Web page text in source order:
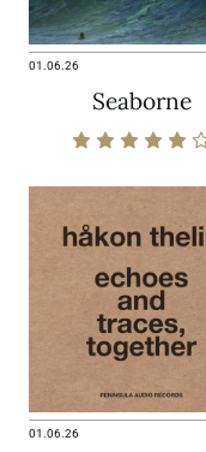
01.06.26
Seaborne
01.06.26